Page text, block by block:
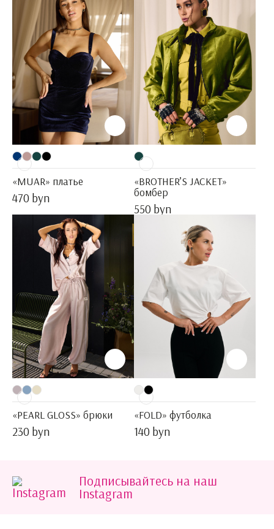
«MUAR» платье
470 byn
«BROTHER’S JACKET»
бомбер
550 byn
«PEARL GLOSS» брюки
230 byn
«FOLD» футболка
140 byn
Подписывайтесь на наш
Instagram